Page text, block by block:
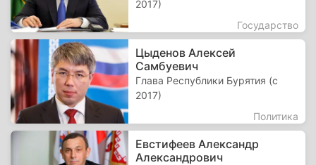
2017)
Государство
Цыденов Алексей
Самбуевич
Глава Республики Бурятия (с
2017)
Политика
Евстифеев Александр
Александрович